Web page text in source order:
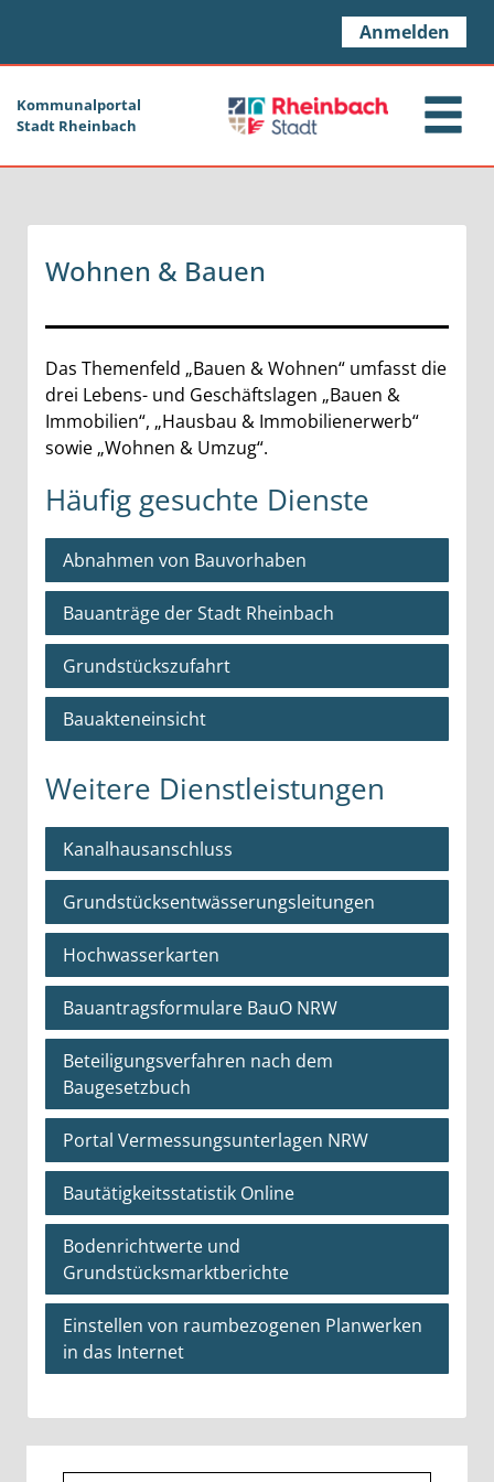
Anmelden
Kommunalportal
Stadt Rheinbach
Wohnen & Bauen
Das Themenfeld „Bauen & Wohnen“ umfasst die
drei Lebens- und Geschäftslagen „Bauen &
Immobilien“, „Hausbau & Immobilienerwerb“
sowie „Wohnen & Umzug“.
Häufig gesuchte Dienste
Abnahmen von Bauvorhaben
Bauanträge der Stadt Rheinbach
Grundstückszufahrt
Bauakteneinsicht
Weitere Dienstleistungen
Kanalhausanschluss
Grundstücksentwässerungsleitungen
Hochwasserkarten
Bauantragsformulare BauO NRW
Beteiligungsverfahren nach dem
Baugesetzbuch
Portal Vermessungsunterlagen NRW
Bautätigkeitsstatistik Online
Bodenrichtwerte und
Grundstücksmarktberichte
Einstellen von raumbezogenen Planwerken
in das Internet